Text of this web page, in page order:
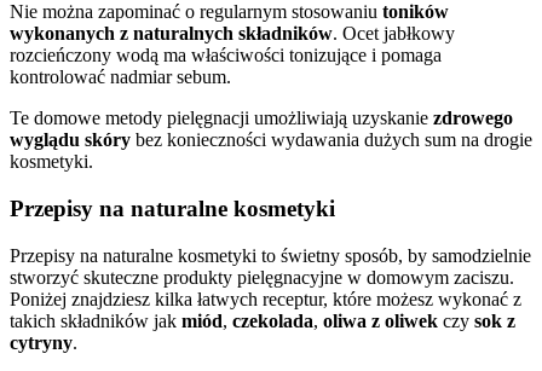
Nie można zapominać o regularnym stosowaniu toników
wykonanych z naturalnych składników. Ocet jabłkowy
rozcieńczony wodą ma właściwości tonizujące i pomaga
kontrolować nadmiar sebum.
Te domowe metody pielęgnacji umożliwiają uzyskanie zdrowego
wyglądu skóry bez konieczności wydawania dużych sum na drogie
kosmetyki.
Przepisy na naturalne kosmetyki
Przepisy na naturalne kosmetyki to świetny sposób, by samodzielnie
stworzyć skuteczne produkty pielęgnacyjne w domowym zaciszu.
Poniżej znajdziesz kilka łatwych receptur, które możesz wykonać z
takich składników jak miód, czekolada, oliwa z oliwek czy sok z
cytryny.